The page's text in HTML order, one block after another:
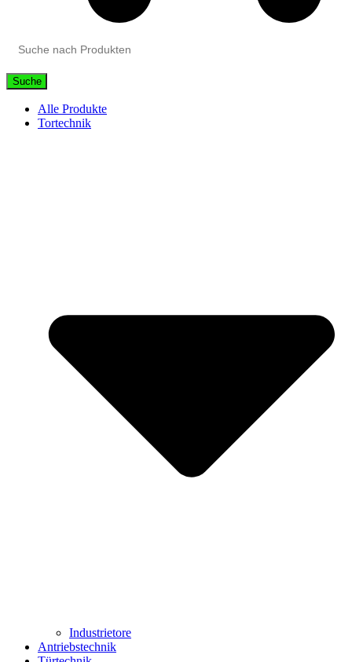
Suche
Alle Produkte
Tortechnik
Industrietore
Antriebstechnik